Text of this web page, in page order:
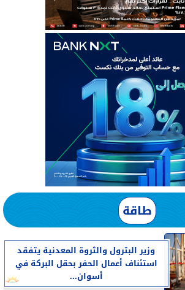
طاقة
وزير البترول والثروة المعدنية يتفقد
استئناف أعمال الحفر بحقل البركة في
أسوان...